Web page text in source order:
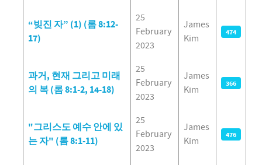
“빚진 자” (1) (롬 8:12-
17)
25
February
2023
James
Kim
474
과거, 현재 그리고 미래
의 복 (롬 8:1-2, 14-18)
25
February
2023
James
Kim
366
"그리스도 예수 안에 있
는 자" (롬 8:1-11)
25
February
2023
James
Kim
476